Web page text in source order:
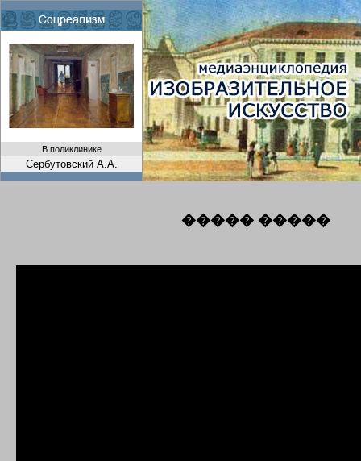
В поликлинике
Сербутовский А.А.
����� �����